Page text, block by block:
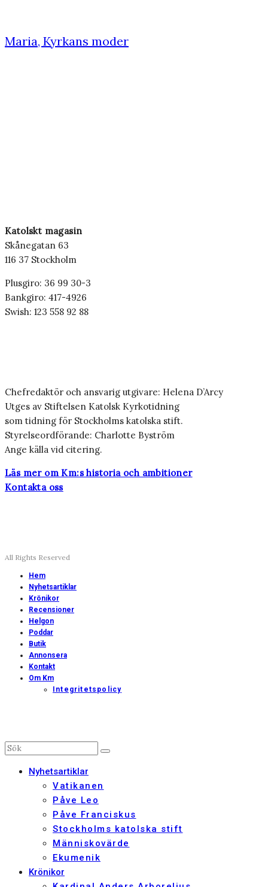
Maria, Kyrkans moder
Katolskt magasin
Skånegatan 63
116 37 Stockholm
Plusgiro: 36 99 30-3
Bankgiro: 417-4926
Swish: 123 558 92 88
Chefredaktör och ansvarig utgivare: Helena D’Arcy
Utges av Stiftelsen Katolsk Kyrkotidning
som tidning för Stockholms katolska stift.
Styrelseordförande: Charlotte Byström
Ange källa vid citering.
Läs mer om Km:s historia och ambitioner
Kontakta oss
All Rights Reserved
Hem
Nyhetsartiklar
Krönikor
Recensioner
Helgon
Poddar
Butik
Annonsera
Kontakt
Om Km
Integritetspolicy
Nyhetsartiklar
Vatikanen
Påve Leo
Påve Franciskus
Stockholms katolska stift
Människovärde
Ekumenik
Krönikor